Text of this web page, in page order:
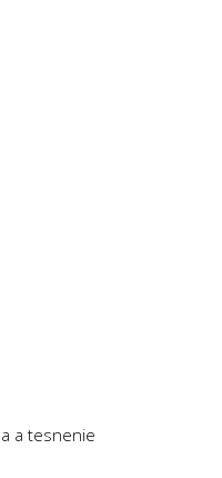
a tesnenie